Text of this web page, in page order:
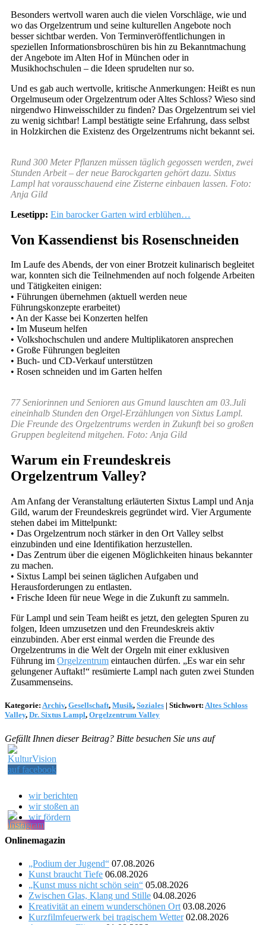
Besonders wertvoll waren auch die vielen Vorschläge, wie und
wo das Orgelzentrum und seine kulturellen Angebote noch
besser sichtbar werden. Von Terminveröffentlichungen in
speziellen Informationsbroschüren bis hin zu Bekanntmachung
der Angebote im Alten Hof in München oder in
Musikhochschulen – die Ideen sprudelten nur so.
Und es gab auch wertvolle, kritische Anmerkungen: Heißt es nun
Orgelmuseum oder Orgelzentrum oder Altes Schloss? Wieso sind
nirgendwo Hinweisschilder zu finden? Das Orgelzentrum sei viel
zu wenig sichtbar! Lampl bestätigte seine Erfahrung, dass selbst
in Holzkirchen die Existenz des Orgelzentrums nicht bekannt sei.
Rund 300 Meter Pflanzen müssen täglich gegossen werden, zwei
Stunden Arbeit – der neue Barockgarten gehört dazu. Sixtus
Lampl hat vorausschauend eine Zisterne einbauen lassen. Foto:
Anja Gild
Lesetipp: Ein barocker Garten wird erblühen…
Von Kassendienst bis Rosenschneiden
Im Laufe des Abends, der von einer Brotzeit kulinarisch begleitet
war, konnten sich die Teilnehmenden auf noch folgende Arbeiten
und Tätigkeiten einigen:
• Führungen übernehmen (aktuell werden neue
Führungskonzepte erarbeitet)
• An der Kasse bei Konzerten helfen
• Im Museum helfen
• Volkshochschulen und andere Multiplikatoren ansprechen
• Große Führungen begleiten
• Buch- und CD-Verkauf unterstützen
• Rosen schneiden und im Garten helfen
77 Seniorinnen und Senioren aus Gmund lauschten am 03.Juli
eineinhalb Stunden den Orgel-Erzählungen von Sixtus Lampl.
Die Freunde des Orgelzentrums werden in Zukunft bei so großen
Gruppen begleitend mitgehen. Foto: Anja Gild
Warum ein Freundeskreis
Orgelzentrum Valley?
Am Anfang der Veranstaltung erläuterten Sixtus Lampl und Anja
Gild, warum der Freundeskreis gegründet wird. Vier Argumente
stehen dabei im Mittelpunkt:
• Das Orgelzentrum noch stärker in den Ort Valley selbst
einzubinden und eine Identifikation herzustellen.
• Das Zentrum über die eigenen Möglichkeiten hinaus bekannter
zu machen.
• Sixtus Lampl bei seinen täglichen Aufgaben und
Herausforderungen zu entlasten.
• Frische Ideen für neue Wege in die Zukunft zu sammeln.
Für Lampl und sein Team heißt es jetzt, den gelegten Spuren zu
folgen, Ideen umzusetzen und den Freundeskreis aktiv
einzubinden. Aber erst einmal werden die Freunde des
Orgelzentrums in die Welt der Orgeln mit einer exklusiven
Führung im Orgelzentrum eintauchen dürfen. „Es war ein sehr
gelungener Auftakt!“ resümierte Lampl nach guten zwei Stunden
Zusammenseins.
Kategorie: Archiv, Gesellschaft, Musik, Soziales | Stichwort: Altes Schloss
Valley, Dr. Sixtus Lampl, Orgelzentrum Valley
Gefällt Ihnen dieser Beitrag? Bitte besuchen Sie uns auf
wir berichten
wir stoßen an
wir fördern
Onlinemagazin
„Podium der Jugend“ 07.08.2026
Kunst braucht Tiefe 06.08.2026
„Kunst muss nicht schön sein“ 05.08.2026
Zwischen Glas, Klang und Stille 04.08.2026
Kreativität an einem wunderschönen Ort 03.08.2026
Kurzfilmfeuerwerk bei tragischem Wetter 02.08.2026